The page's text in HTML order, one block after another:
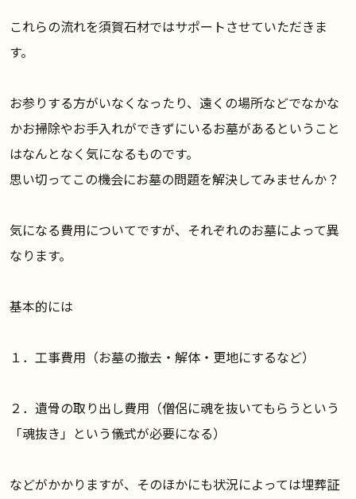
これらの流れを須賀石材ではサポートさせていただきま
す。
お参りする方がいなくなったり、遠くの場所などでなかな
かお掃除やお手入れができずにいるお墓があるということ
はなんとなく気になるものです。
思い切ってこの機会にお墓の問題を解決してみませんか？
気になる費用についてですが、それぞれのお墓によって異
なります。
基本的には
１．工事費用（お墓の撤去・解体・更地にするなど）
２．遺骨の取り出し費用（僧侶に魂を抜いてもらうという
「魂抜き」という儀式が必要になる）
などがかかりますが、そのほかにも状況によっては埋葬証